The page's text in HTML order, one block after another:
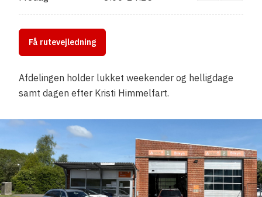
Få rutevejledning
Afdelingen holder lukket weekender og helligdage
samt dagen efter Kristi Himmelfart.